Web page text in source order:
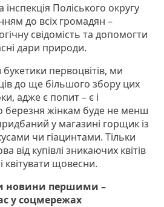
Поліського округу
до всіх громадян –
свідомість та допомогти
дари природи.
первоцвітів, ми
до ще більшого збору цих
адже є попит – є і
березня жінкам буде не менш
у магазині горщик із
чи гіацинтами. Тільки
від купівлі зникаючих квітів
квітувати щовесни.
новини першими –
у соцмережах